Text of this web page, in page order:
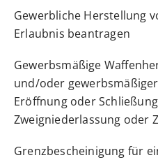
Gewerbliche Herstellung
Erlaubnis beantragen
Gewerbsmäßige
und/oder
Eröffnung oder
Zweigniederlassung oder
Grenzbescheinigung für